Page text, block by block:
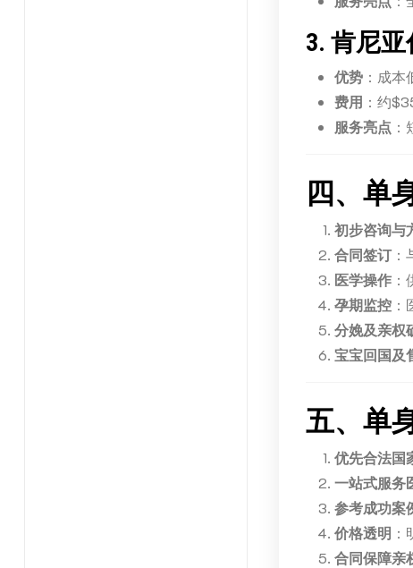
3. 肯尼亚
优势：成本
费用 ：约
服务亮点
四、单
初步咨询与
合同签订：
医学操作：
孕期监控：
分娩及亲权
宝宝回国及
五、单
优先合法国
一站式服务
参考成功案
价格透明
合同保障亲